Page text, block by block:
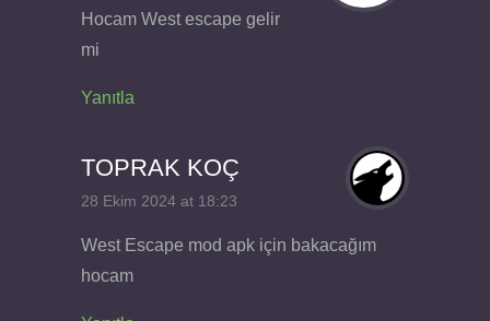
Hocam West escape gelir
mi
Yanıtla
TOPRAK KOÇ
28 Ekim 2024 at 18:23
West Escape mod apk için bakacağım
hocam